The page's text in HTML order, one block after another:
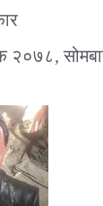
कुषि बिकास
डिभिजन कार्यालय
२०७८,